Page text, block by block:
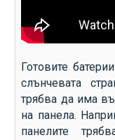
Готовите
слънчевата
трябва да има
на панела.
панелите